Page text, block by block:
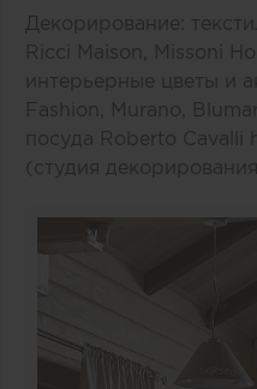
Декорирование:
Ricci Maison, Missoni
интерьерные цветы и
Fashion, Murano,
посуда Roberto Cavalli
(cтудия